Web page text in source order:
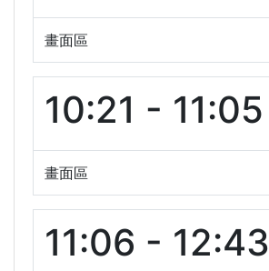
畫面區
10:21 - 11:05
畫面區
11:06 - 12:43